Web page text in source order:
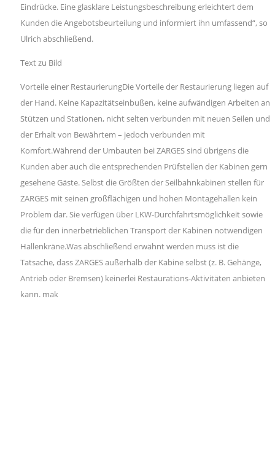
Eindrücke. Eine glasklare Leistungsbeschreibung erleichtert dem
Kunden die Angebotsbeurteilung und informiert ihn umfassend“, so
Ulrich abschließend.
Text zu Bild
Vorteile einer RestaurierungDie Vorteile der Restaurierung liegen auf
der Hand. Keine Kapazitätseinbußen, keine aufwändigen Arbeiten an
Stützen und Stationen, nicht selten verbunden mit neuen Seilen und
der Erhalt von Bewährtem – jedoch verbunden mit
Komfort.Während der Umbauten bei ZARGES sind übrigens die
Kunden aber auch die entsprechenden Prüfstellen der Kabinen gern
gesehene Gäste. Selbst die Größten der Seilbahnkabinen stellen für
ZARGES mit seinen großflächigen und hohen Montagehallen kein
Problem dar. Sie verfügen über LKW-Durchfahrtsmöglichkeit sowie
die für den innerbetrieblichen Transport der Kabinen notwendigen
Hallenkräne.Was abschließend erwähnt werden muss ist die
Tatsache, dass ZARGES außerhalb der Kabine selbst (z. B. Gehänge,
Antrieb oder Bremsen) keinerlei Restaurations-Aktivitäten anbieten
kann. mak